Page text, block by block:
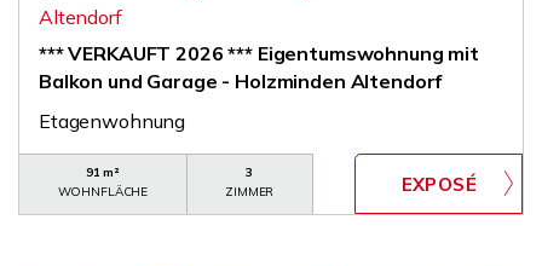
Altendorf
*** VERKAUFT 2026 *** Eigentumswohnung mit
Balkon und Garage - Holzminden Altendorf
Etagenwohnung
91 m²
WOHNFLÄCHE
3
ZIMMER